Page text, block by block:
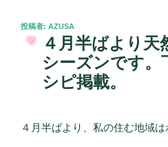
投
稿
投稿者: AZUSA
４月半ばより天
シーズンです。
シピ掲載。
４月半ばより、私の住む地域